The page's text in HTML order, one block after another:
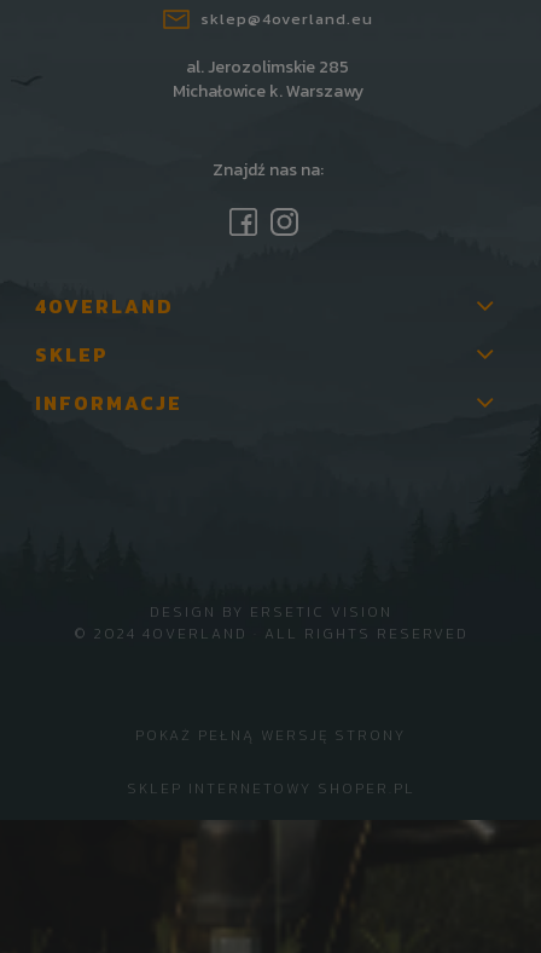
sklep@4overland.eu
al. Jerozolimskie 285
Michałowice k. Warszawy
Znajdź nas na:
4OVERLAND
SKLEP
INFORMACJE
© 2024 4OVERLAND · ALL RIGHTS RESERVED
DESIGN BY ERSETIC VISION
POKAŻ PEŁNĄ WERSJĘ STRONY
SKLEP INTERNETOWY SHOPER.PL